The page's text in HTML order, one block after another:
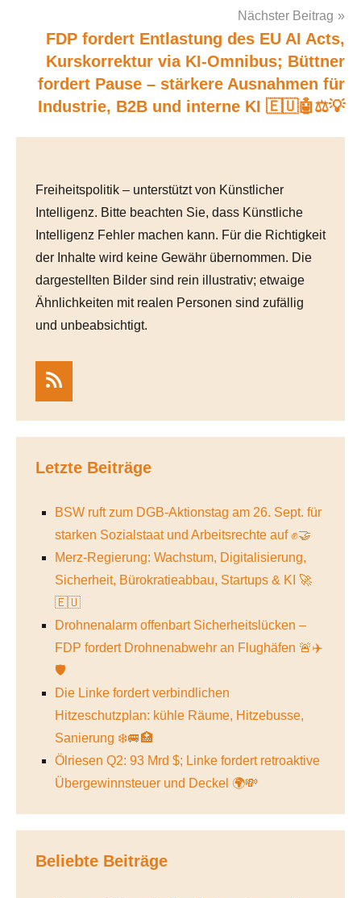
Nächster Beitrag
FDP fordert Entlastung des EU AI Acts,
Kurskorrektur via KI-Omnibus; Büttner
fordert Pause – stärkere Ausnahmen für
Industrie, B2B und interne KI 🇪🇺🤖⚖️💡
Freiheitspolitik – unterstützt von Künstlicher
Intelligenz. Bitte beachten Sie, dass Künstliche
Intelligenz Fehler machen kann. Für die Richtigkeit
der Inhalte wird keine Gewähr übernommen. Die
dargestellten Bilder sind rein illustrativ; etwaige
Ähnlichkeiten mit realen Personen sind zufällig
und unbeabsichtigt.
Letzte Beiträge
BSW ruft zum DGB-Aktionstag am 26. Sept. für
starken Sozialstaat und Arbeitsrechte auf ✊🤝
Merz-Regierung: Wachstum, Digitalisierung,
Sicherheit, Bürokratieabbau, Startups & KI 🚀
🇪🇺
Drohnenalarm offenbart Sicherheitslücken –
FDP fordert Drohnenabwehr an Flughäfen 🚨✈️
🛡️
Die Linke fordert verbindlichen
Hitzeschutzplan: kühle Räume, Hitzebusse,
Sanierung ❄️🚐🏥
Ölriesen Q2: 93 Mrd $; Linke fordert retroaktive
Übergewinnsteuer und Deckel 🌍💸
Beliebte Beiträge